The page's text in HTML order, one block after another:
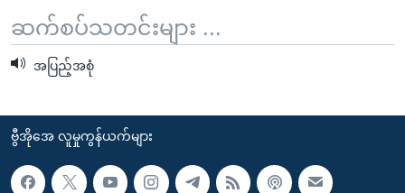
ဆက်စပ်သတင်းများ ...
အပြည့်အစုံ
ဗွီအိုအေ လူမှုကွန်ယက်များ